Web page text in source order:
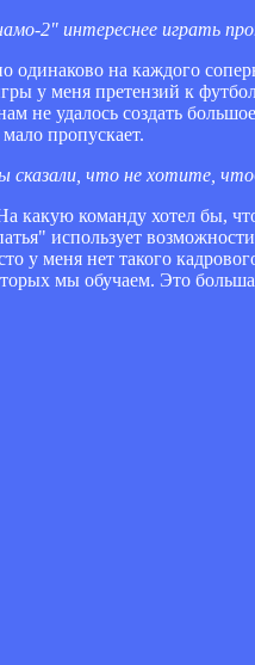
2" интереснее играть
одинаково на каждого
у меня претензий к
не удалось создать
пропускает.
сказали, что не хотите,
какую команду хотел бы,
использует
у меня нет такого
мы обучаем. Это